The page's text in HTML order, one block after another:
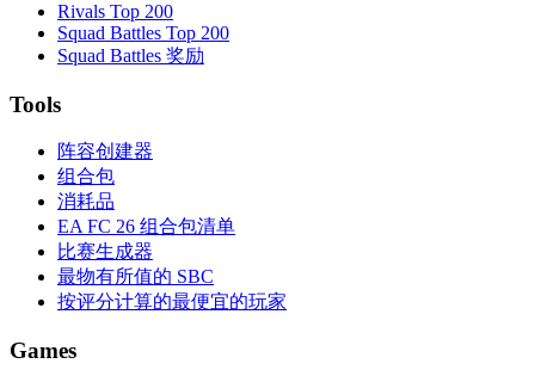
Rivals Top 200
Squad Battles Top 200
Squad Battles 奖励
Tools
阵容创建器
组合包
消耗品
EA FC 26 组合包清单
比赛生成器
最物有所值的 SBC
按评分计算的最便宜的玩家
Games